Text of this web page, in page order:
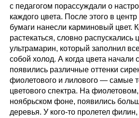
с педагогом порассуждали о
каждого цвета. После этого в
бумаги нанесли карминовый цвет.
растекаться, словно распускались
ультрамарин, который заполнил
собой холод. А когда цвета начали
появились различные оттенки
фиолетового и лилового — самые
цветового спектра. На фиолетовом,
ноябрьском фоне, появились
деревья. У кого-то пролетел филин,